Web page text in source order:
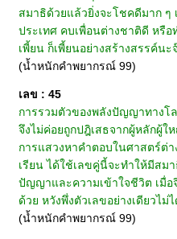
สมาธิด้วยแล้วยิ่งจะโชคดีมาก ๆ
ประเทศ คบเพื่อนต่างชาติดี หรือ
เพี้ยน ก็เพี้ยนอย่างสร้างสรรค์น
(น้ำหนักคำพยากรณ์ 99)
เลข : 45
การรวมตัวของพลังปัญญาทางโ
จึงไม่ค่อยถูกปฎิเสธจากผู้หลักผู้
การแสวงหาคำตอบในศาสตร์ต่
เรียน ได้ใช้เลขคู่นี้จะทำให้มีสม
ปัญญาและความเข้าใจชีวิต เมื่อ
ด้วย หวังพึ่งตัวเลขอย่างเดียวไม่ไ
(น้ำหนักคำพยากรณ์ 99)